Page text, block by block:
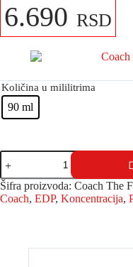
6.690 RSD
Količina u mililitrima
90 ml
Šifra proizvoda: Coach The
Coach, EDP, Koncentracija,